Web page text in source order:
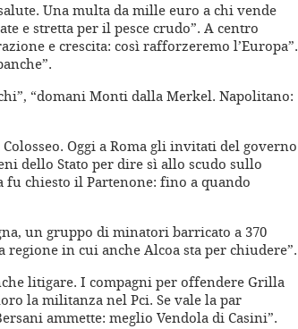
Una multa da mille euro a chi vende
e stretta per il pesce crudo”. A centro
e crescita: così rafforzeremo l’Europa”.
“domani Monti dalla Merkel. Napolitano:
Oggi a Roma gli invitati del governo
dello Stato per dire sì allo scudo sullo
fu chiesto il Partenone: fino a quando
un gruppo di minatori barricato a 370
in cui anche Alcoa sta per chiudere”.
litigare. I compagni per offendere Grilla
la militanza nel Pci. Se vale la par
ammette: meglio Vendola di Casini”.